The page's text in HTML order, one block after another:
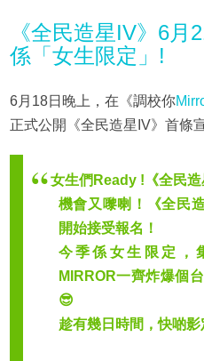
《全民造星IV》6
係「女生限定」!
6月18日晚上，在《調校你
正式公開《全民造星IV》首條
女生們Ready !《全民造
機會又嚟喇！《全民
開始接受報名！
今季係女生限定，
MIRROR一齊炸爆個
😎
趁有幾日時間，快啲影